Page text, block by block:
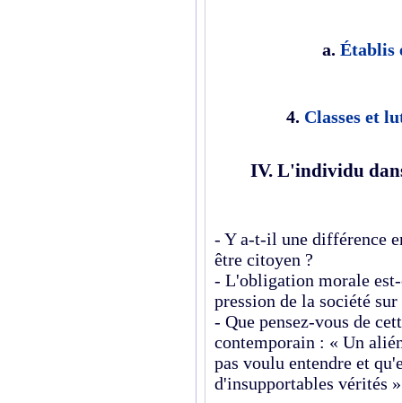
a. Établis
4. Classes et
IV. L'individu
- Y a-t-il une différence
être citoyen ?
- L'obligation morale
pression de la société
- Que pensez-vous de
contemporain : « Un
pas voulu entendre et
d'insupportables vérités